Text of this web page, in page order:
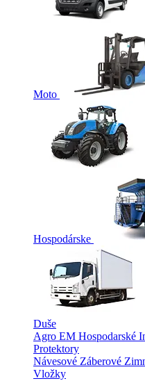
Moto
Hospodárske
Duše
Agro EM Hospodarské
Protektory
Návesové Záberové
Vložky